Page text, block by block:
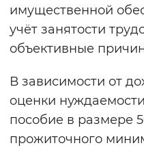
имущественной
учёт занятости
объективные
В зависимости от
оценки
пособие в размере
прожиточного